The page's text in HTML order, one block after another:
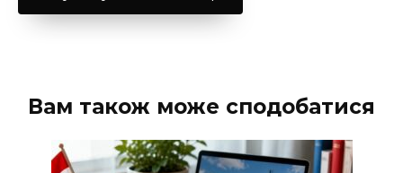
Вам також може сподобатися